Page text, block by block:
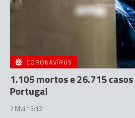
CORONAVÍRUS
1.105 mortos e 26.715
Portugal
7 Mai 13:12